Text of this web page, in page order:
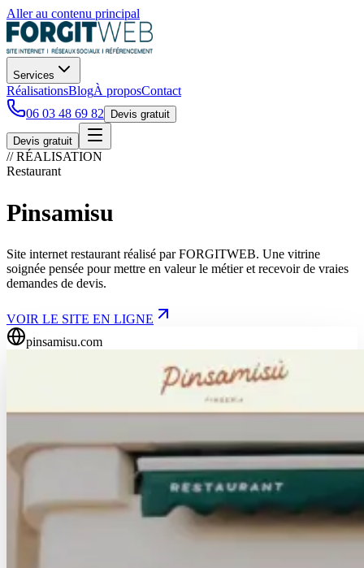
Aller au contenu principal
Services
RéalisationsBlogÀ proposContact
06 03 48 69 82
Devis gratuit
Devis gratuit
// RÉALISATION
Restaurant
Pinsamisu
Site internet restaurant réalisé par FORGITWEB. Une vitrine
soignée pensée pour mettre en valeur le métier et recevoir de vraies
demandes de devis.
VOIR LE SITE EN LIGNE
pinsamisu.com